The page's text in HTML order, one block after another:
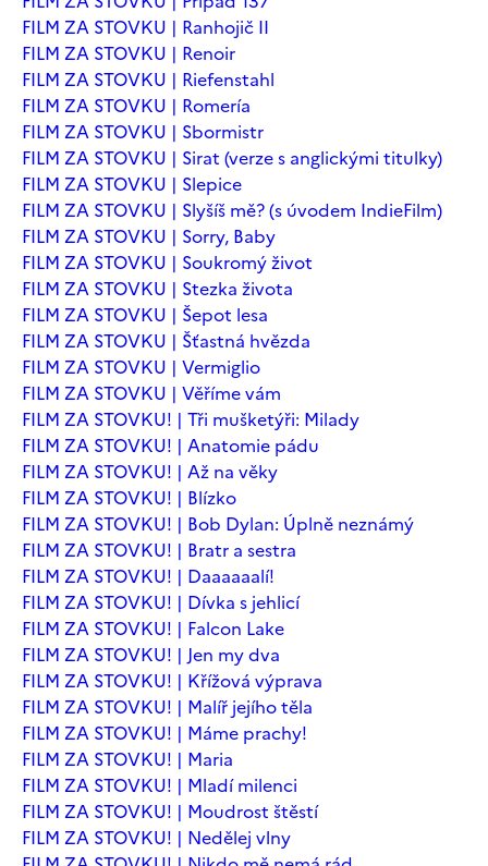
FILM ZA STOVKU | Ranhojič II
FILM ZA STOVKU | Renoir
FILM ZA STOVKU | Riefenstahl
FILM ZA STOVKU | Romería
FILM ZA STOVKU | Sbormistr
FILM ZA STOVKU | Sirat (verze s anglickými titulky)
FILM ZA STOVKU | Slepice
FILM ZA STOVKU | Slyšíš mě? (s úvodem IndieFilm)
FILM ZA STOVKU | Sorry, Baby
FILM ZA STOVKU | Soukromý život
FILM ZA STOVKU | Stezka života
FILM ZA STOVKU | Šepot lesa
FILM ZA STOVKU | Šťastná hvězda
FILM ZA STOVKU | Vermiglio
FILM ZA STOVKU | Věříme vám
FILM ZA STOVKU! | Tři mušketýři: Milady
FILM ZA STOVKU! | Anatomie pádu
FILM ZA STOVKU! | Až na věky
FILM ZA STOVKU! | Blízko
FILM ZA STOVKU! | Bob Dylan: Úplně neznámý
FILM ZA STOVKU! | Bratr a sestra
FILM ZA STOVKU! | Daaaaaalí!
FILM ZA STOVKU! | Dívka s jehlicí
FILM ZA STOVKU! | Falcon Lake
FILM ZA STOVKU! | Jen my dva
FILM ZA STOVKU! | Křížová výprava
FILM ZA STOVKU! | Malíř jejího těla
FILM ZA STOVKU! | Máme prachy!
FILM ZA STOVKU! | Maria
FILM ZA STOVKU! | Mladí milenci
FILM ZA STOVKU! | Moudrost štěstí
FILM ZA STOVKU! | Nedělej vlny